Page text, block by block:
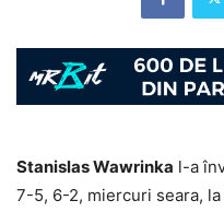
Stanislas Wawrinka l-a
7-5, 6-2, miercuri seara, la